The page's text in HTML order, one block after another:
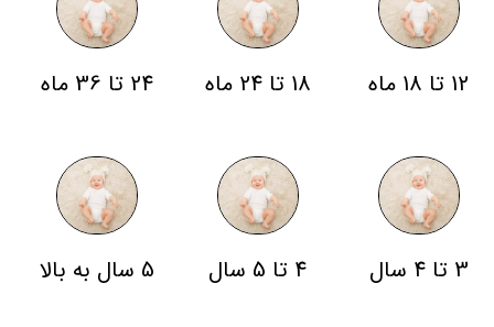
12 تا 18 ماه 18 تا 24 ماه 24 تا 36 ماه
3 تا 4 سال 4 تا 5 سال 5 سال به بالا